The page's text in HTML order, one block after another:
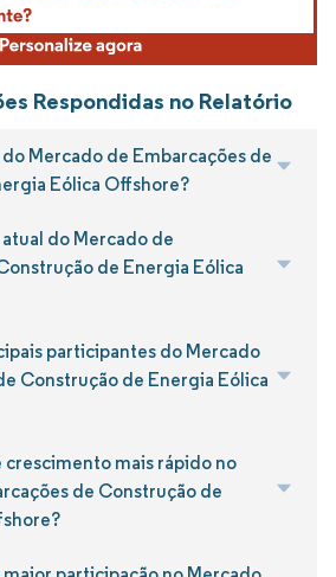
Respondidas no Relatório
Mercado de Embarcações de
Eólica Offshore?
do Mercado de
de Energia Eólica
participantes do Mercado
Construção de Energia Eólica
crescimento mais rápido no
de Construção de